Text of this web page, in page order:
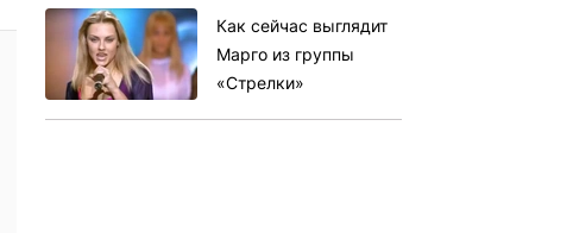
Как сейчас выглядит
Марго из группы
«Стрелки»